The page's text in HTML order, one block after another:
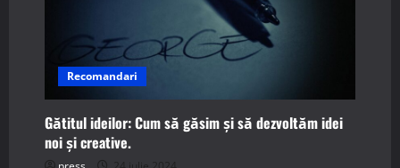
Recomandari
Gătitul ideilor: Cum să găsim și să dezvoltăm idei
noi și creative.